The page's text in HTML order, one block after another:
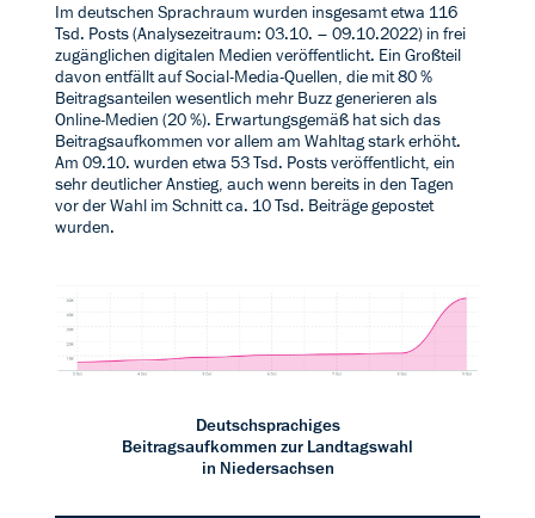
Im deutschen Sprachraum wurden insgesamt etwa 116
Tsd. Posts (Analysezeitraum: 03.10. – 09.10.2022) in frei
zugänglichen digitalen Medien veröffentlicht. Ein Großteil
davon entfällt auf Social-Media-Quellen, die mit 80 %
Beitragsanteilen wesentlich mehr Buzz generieren als
Online-Medien (20 %). Erwartungsgemäß hat sich das
Beitragsaufkommen vor allem am Wahltag stark erhöht.
Am 09.10. wurden etwa 53 Tsd. Posts veröffentlicht, ein
sehr deutlicher Anstieg, auch wenn bereits in den Tagen
vor der Wahl im Schnitt ca. 10 Tsd. Beiträge gepostet
wurden.
Deutschsprachiges
Beitragsaufkommen zur Landtagswahl
in Niedersachsen